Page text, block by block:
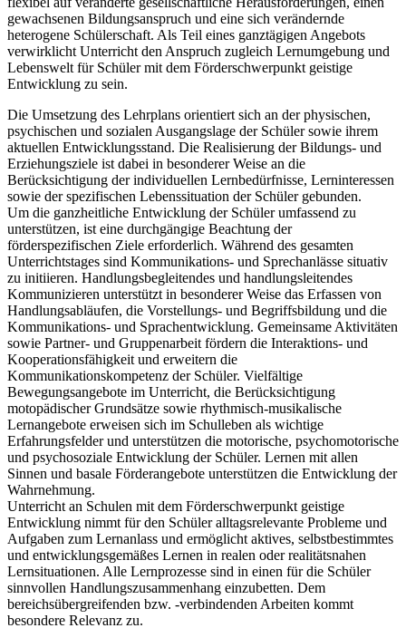
gewachsenen Bildungsanspruch und eine sich verändernde
heterogene Schülerschaft. Als Teil eines ganztägigen Angebots
verwirklicht Unterricht den Anspruch zugleich Lernumgebung und
Lebenswelt für Schüler mit dem Förderschwerpunkt geistige
Entwicklung zu sein.
Die Umsetzung des Lehrplans orientiert sich an der physischen,
psychischen und sozialen Ausgangslage der Schüler sowie ihrem
aktuellen Entwicklungsstand. Die Realisierung der Bildungs- und
Erziehungsziele ist dabei in besonderer Weise an die
Berücksichtigung der individuellen Lernbedürfnisse, Lerninteressen
sowie der spezifischen Lebenssituation der Schüler gebunden.
Um die ganzheitliche Entwicklung der Schüler umfassend zu
unterstützen, ist eine durchgängige Beachtung der
förderspezifischen Ziele erforderlich. Während des gesamten
Unterrichtstages sind Kommunikations- und Sprechanlässe situativ
zu initiieren. Handlungsbegleitendes und handlungsleitendes
Kommunizieren unterstützt in besonderer Weise das Erfassen von
Handlungsabläufen, die Vorstellungs- und Begriffsbildung und die
Kommunikations- und Sprachentwicklung. Gemeinsame Aktivitäten
sowie Partner- und Gruppenarbeit fördern die Interaktions- und
Kooperationsfähigkeit und erweitern die
Kommunikationskompetenz der Schüler. Vielfältige
Bewegungsangebote im Unterricht, die Berücksichtigung
motopädischer Grundsätze sowie rhythmisch-musikalische
Lernangebote erweisen sich im Schulleben als wichtige
Erfahrungsfelder und unterstützen die motorische, psychomotorische
und psychosoziale Entwicklung der Schüler. Lernen mit allen
Sinnen und basale Förderangebote unterstützen die Entwicklung der
Wahrnehmung.
Unterricht an Schulen mit dem Förderschwerpunkt geistige
Entwicklung nimmt für den Schüler alltagsrelevante Probleme und
Aufgaben zum Lernanlass und ermöglicht aktives, selbstbestimmtes
und entwicklungsgemäßes Lernen in realen oder realitätsnahen
Lernsituationen. Alle Lernprozesse sind in einen für die Schüler
sinnvollen Handlungszusammenhang einzubetten. Dem
bereichsübergreifenden bzw. -verbindenden Arbeiten kommt
besondere Relevanz zu.